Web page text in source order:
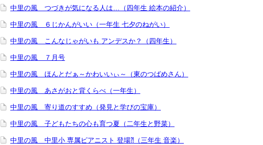
中里の風 つづきが気になる人は…（四年生 絵本の紹介）
中里の風 ６じかんがいい（一年生 七夕のねがい）
中里の風 こんなじゃがいも アンデスか？（四年生）
中里の風 ７月号
中里の風 ほんとだぁ～かわいいぃ～（東のつばめさん）
中里の風 あさがおと背くらべ（一年生）
中里の風 寄り道のすすめ（発見と学びの宝庫）
中里の風 子どもたちの心も育つ夏（二年生と野菜）
中里の風 中里小 専属ピアニスト 登場⁈（三年生 音楽）